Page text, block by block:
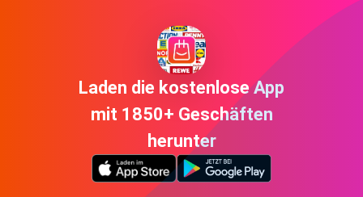
Laden die kostenlose App
mit 1850+ Geschäften
herunter